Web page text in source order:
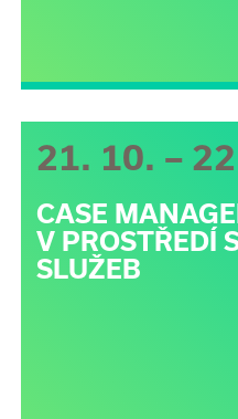
21. 10. –
CASE
V PROSTŘEDÍ
SLUŽEB